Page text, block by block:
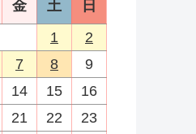
金 土
日
1
2
7 8
9
14 15
16
21 22
23